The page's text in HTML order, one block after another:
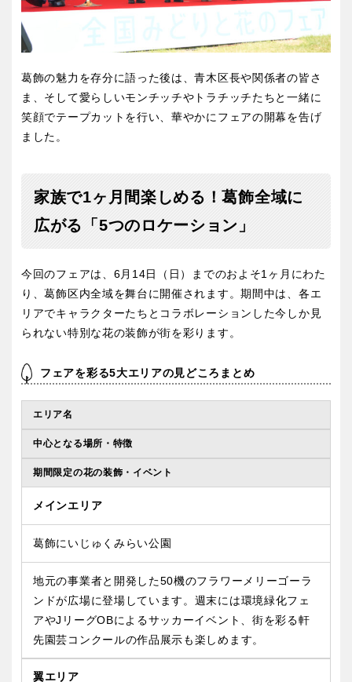
葛飾の魅力を存分に語った後は、青木区長や関係者の皆さ
ま、そして愛らしいモンチッチやトラチッチたちと一緒に
笑顔でテープカットを行い、華やかにフェアの開幕を告げ
ました。
家族で1ヶ月間楽しめる！葛飾全域に
広がる「5つのロケーション」
今回のフェアは、6月14日（日）までのおよそ1ヶ月にわた
り、葛飾区内全域を舞台に開催されます。期間中は、各エ
リアでキャラクターたちとコラボレーションした今しか見
られない特別な花の装飾が街を彩ります。
フェアを彩る5大エリアの見どころまとめ
エリア名
中心となる場所・特徴
期間限定の花の装飾・イベント
メインエリア
葛飾にいじゅくみらい公園
地元の事業者と開発した50機のフラワーメリーゴーラ
ンドが広場に登場しています。週末には環境緑化フェ
アやJリーグOBによるサッカーイベント、街を彩る軒
先園芸コンクールの作品展示も楽しめます。
翼エリア